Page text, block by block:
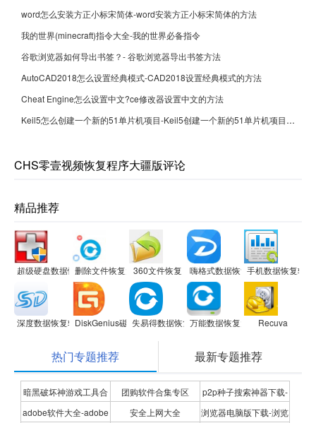
word怎么安装方正小标宋简体-word安装方正小标宋简体的方法
我的世界(minecraft)指令大全-我的世界必备指令
谷歌浏览器如何导出书签？- 谷歌浏览器导出书签方法
AutoCAD2018怎么设置经典模式-CAD2018设置经典模式的方法
Cheat Engine怎么设置中文?ce修改器设置中文的方法
Keil5怎么创建一个新的51单片机项目-Keil5创建一个新的51单片机项目的方法
CHS零壹视频恢复程序大疆版评论
精品推荐
超级硬盘数据恢复软件删除文件恢复大师软件
360文件恢复 嗨格式数据恢复大师手机数据恢复软件
深度数据恢复软件 升级版DiskGenius磁盘管理与数据恢复软件
失易得数据恢复万能数据恢复大师 Recuva
热门专题推荐 最新专题推荐
暗黑破坏神游戏工具合
集
团购软件合集专区
p2p种子搜索神器下载-
P2P种子搜索神器专题
adobe软件大全-adobe 安全上网大全 浏览器电脑版下载-浏览